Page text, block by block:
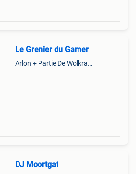
Le Grenier du Gamer
Arlon + Partie De Wolkrange
DJ Moortgat